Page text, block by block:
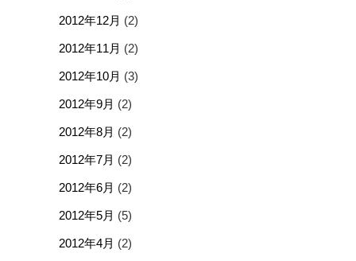
2012年12月 (2)
2012年11月 (2)
2012年10月 (3)
2012年9月 (2)
2012年8月 (2)
2012年7月 (2)
2012年6月 (2)
2012年5月 (5)
2012年4月 (2)